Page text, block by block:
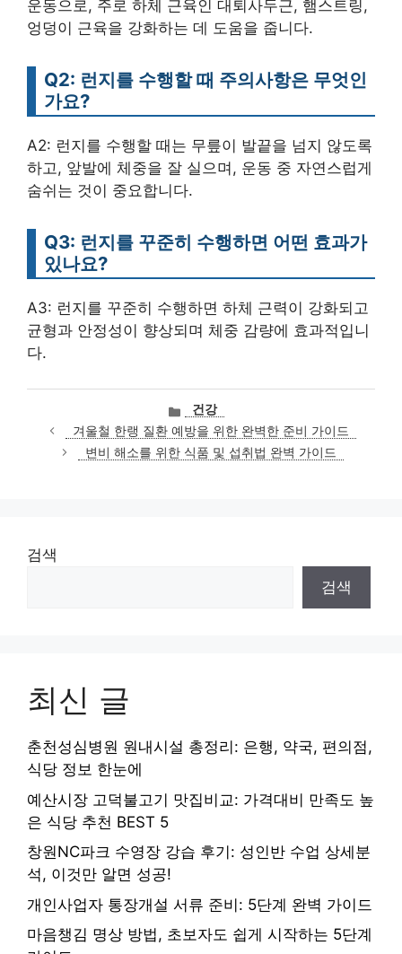
운동으로, 주로 하체 근육인 대퇴사두근, 햄스트링,
엉덩이 근육을 강화하는 데 도움을 줍니다.
Q2: 런지를 수행할 때 주의사항은 무엇인
가요?
A2: 런지를 수행할 때는 무릎이 발끝을 넘지 않도록
하고, 앞발에 체중을 잘 실으며, 운동 중 자연스럽게
숨쉬는 것이 중요합니다.
Q3: 런지를 꾸준히 수행하면 어떤 효과가
있나요?
A3: 런지를 꾸준히 수행하면 하체 근력이 강화되고
균형과 안정성이 향상되며 체중 감량에 효과적입니
다.
카
테
고
리
건강
겨울철 한랭 질환 예방을 위한 완벽한 준비 가이드
변비 해소를 위한 식품 및 섭취법 완벽 가이드
검색
검색
최신 글
춘천성심병원 원내시설 총정리: 은행, 약국, 편의점,
식당 정보 한눈에
예산시장 고덕불고기 맛집비교: 가격대비 만족도 높
은 식당 추천 BEST 5
창원NC파크 수영장 강습 후기: 성인반 수업 상세분
석, 이것만 알면 성공!
개인사업자 통장개설 서류 준비: 5단계 완벽 가이드
마음챙김 명상 방법, 초보자도 쉽게 시작하는 5단계